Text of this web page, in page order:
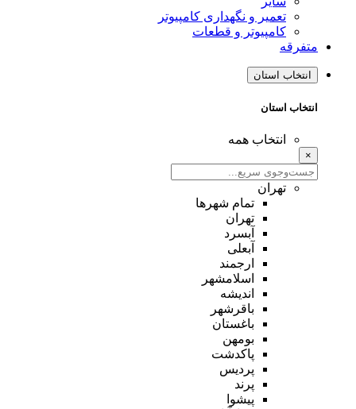
تعمیر و نگهداری کامپیوتر
کامپیوتر و قطعات
متفرقه
انتخاب استان
انتخاب استان
انتخاب همه
×
تهران
تمام شهر‌ها
تهران
آبسرد
آبعلی
ارجمند
اسلامشهر
اندیشه
باقرشهر
باغستان
بومهن
پاکدشت
پردیس
پرند
پیشوا